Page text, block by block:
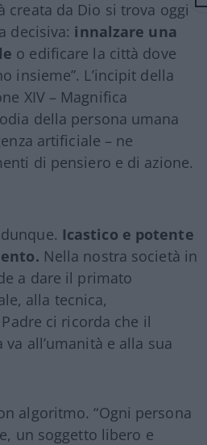
creata da Dio si trova oggi
decisiva: innalzare una
o edificare la città dove
insieme”. L’incipit della
XIV – Magnifica
della persona umana
artificiale – ne
di pensiero e di azione.
Icastico e potente
Nella nostra società in
a dare il primato
alla tecnica,
ci ricorda che il
all’umanità e alla sua
algoritmo. “Ogni persona
un soggetto libero e